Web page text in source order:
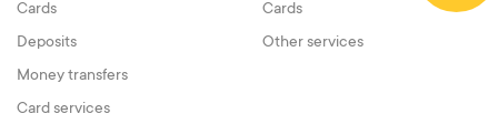
Cards
Deposits
Money transfers
Card services
Cards
Other services